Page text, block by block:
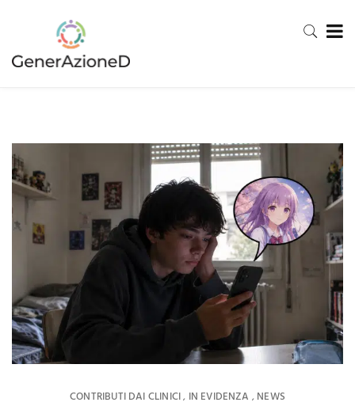
CONTRIBUTI DAI CLINICI, IN EVIDENZA , NEWS